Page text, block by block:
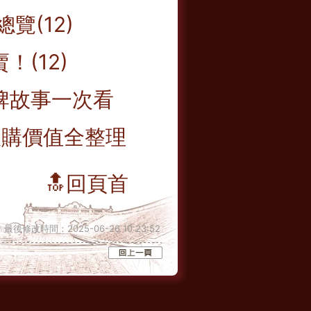
覽(12)
！(12)
故事一次看
價值全整理
🔝回頁首
後修改時間：2025-06-26 10:23:52